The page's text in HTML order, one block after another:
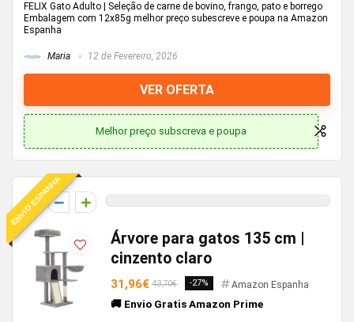
FELIX Gato Adulto | Seleção de carne de bovino, frango, pato e borrego
Embalagem com 12x85g melhor preço subescreve e poupa na Amazon
Espanha
Maria 12 de Fevereiro, 2026
VER OFERTA
Melhor preço subscreva e poupa
ENVIO ESPANHA
0
Árvore para gatos 135 cm |
cinzento claro
31,96€ 43,70€ -27% Amazon Espanha
🚚 Envio Gratis Amazon Prime